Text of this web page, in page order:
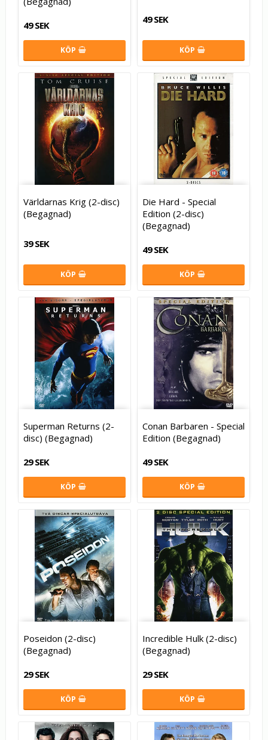
49 SEK
KÖP
49 SEK
KÖP
Världarnas Krig (2-disc)
(Begagnad)
39 SEK
KÖP
Die Hard - Special
Edition (2-disc)
(Begagnad)
49 SEK
KÖP
Superman Returns (2-
disc) (Begagnad)
29 SEK
KÖP
Conan Barbaren - Special
Edition (Begagnad)
49 SEK
KÖP
Poseidon (2-disc)
(Begagnad)
29 SEK
KÖP
Incredible Hulk (2-disc)
(Begagnad)
29 SEK
KÖP